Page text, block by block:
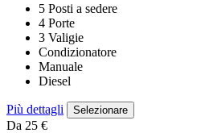
5 Posti a sedere
4 Porte
3 Valigie
Condizionatore
Manuale
Diesel
Più dettagli Selezionare
Da 25 €